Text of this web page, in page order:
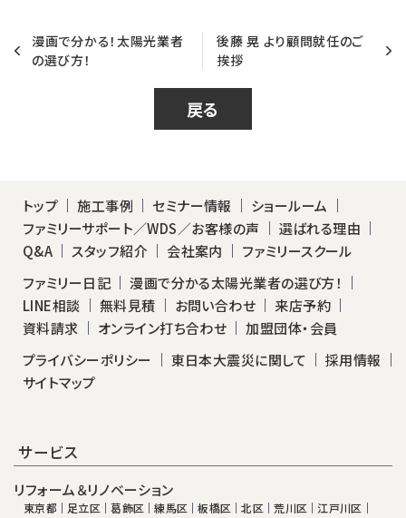
漫画で分かる！太陽光業者
の選び方！
後藤 晃 より顧問就任のご
挨拶
戻る
トップ 施工事例 セミナー情報
ショールーム
ファミリーサポート／WDS／お客様の声
選ばれる理由
Q&A
スタッフ紹介 会社案内
ファミリースクール
ファミリー日記
漫画で分かる太陽光業者の選び方！
LINE相談
無料見積 お問い合わせ
来店予約
資料請求
オンライン打ち合わせ
加盟団体・会員
プライバシーポリシー
東日本大震災に関して
採用情報
サイトマップ
サービス
リフォーム＆リノベーション
東京都 足立区 葛飾区 練馬区 板橋区 北区 荒川区
江戸川区